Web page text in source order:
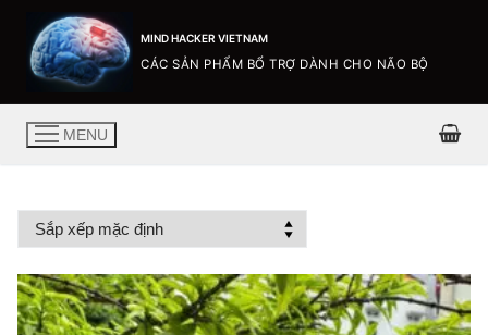
MIND HACKER VIETNAM
CÁC SẢN PHẨM BỔ TRỢ DÀNH CHO NÃO BỘ
MENU